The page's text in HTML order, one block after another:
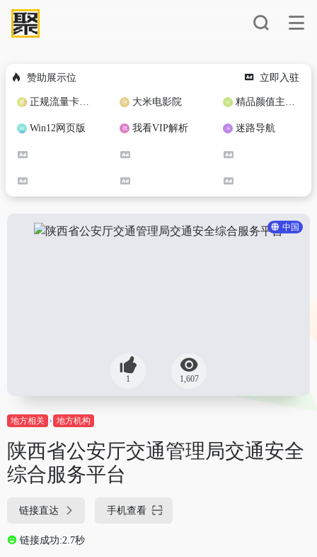
赞助展示位 立即入驻
正规流量卡免费加盟合作 大米电影院 精品颜值主播定制
Win12网页版 我看VIP解析 迷路导航
中国
1 1,607
地方相关 地方机构
陕西省公安厅交通管理局交通安全
综合服务平台
链接直达 手机查看
链接成功:2.7秒